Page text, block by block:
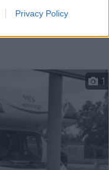
Privacy Policy
1